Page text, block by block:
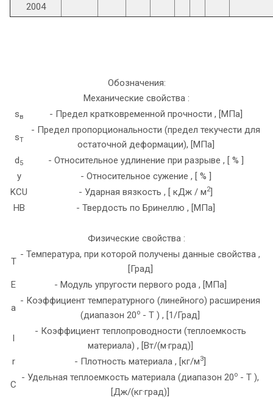
2004
Обозначения:
Механические свойства :
sв - Предел кратковременной прочности , [МПа]
sT
- Предел пропорциональности (предел текучести для
остаточной деформации), [МПа]
d5
- Относительное удлинение при разрыве , [ % ]
y
- Относительное сужение , [ % ]
KCU
- Ударная вязкость , [ кДж / м2]
HB
- Твердость по Бринеллю , [МПа]
Физические свойства :
T
- Температура, при которой получены данные свойства ,
[Град]
E
- Модуль упругости первого рода , [МПа]
a
- Коэффициент температурного (линейного) расширения
(диапазон 20o - T ) , [1/Град]
l
- Коэффициент теплопроводности (теплоемкость
материала) , [Вт/(м·град)]
r
- Плотность материала , [кг/м3]
C
- Удельная теплоемкость материала (диапазон 20o - T ),
[Дж/(кг·град)]